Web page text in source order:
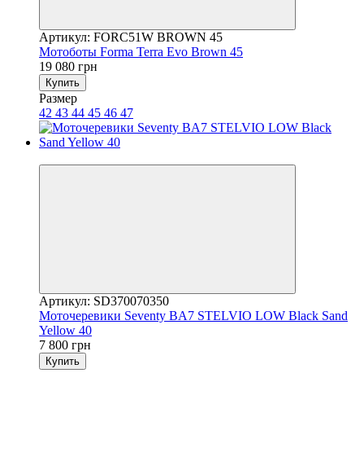
Артикул: FORC51W BROWN 45
Мотоботы Forma Terra Evo Brown 45
19 080 грн
Купить
Размер
42 43 44 45 46 47
Артикул: SD370070350
Моточеревики Seventy BA7 STELVIO LOW Black Sand
Yellow 40
7 800 грн
Купить